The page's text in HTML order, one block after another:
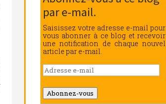
par e-mail.
Saisissez votre adresse e-mail pour
vous abonner à ce blog et recevoir
une notification de chaque nouvel
article par e-mail.
Adresse
e-
mail
Abonnez-vous